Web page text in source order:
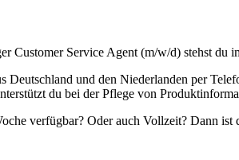
Customer Service Agent (m/w/d) stehst
Deutschland und den Niederlanden per
du bei der Pflege von
verfügbar? Oder auch Vollzeit? Dann